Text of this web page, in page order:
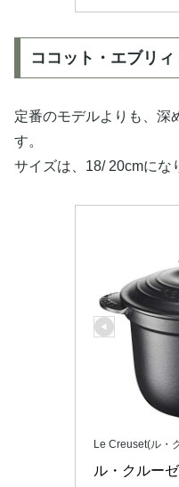
ココット・エブリ
定番のモデルよりも、深
す。
サイズは、18/ 20cmにな
Le Creuset(ル・
ル・クルー